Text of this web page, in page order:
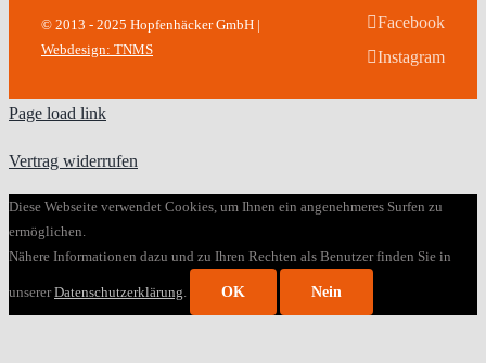
© 2013 - 2025 Hopfenhäcker GmbH |
Webdesign: TNMS
Facebook
Instagram
Page load link
Vertrag widerrufen
Diese Webseite verwendet Cookies, um Ihnen ein angenehmeres Surfen zu
ermöglichen.
Nähere Informationen dazu und zu Ihren Rechten als Benutzer finden Sie in
unsererDatenschutzerklärung. OK Nein